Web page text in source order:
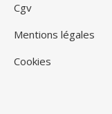
Cgv
Mentions légales
Cookies